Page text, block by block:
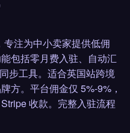
注为中小卖家提供低佣
包括零月费入驻、自动汇
步工具。适合英国站跨境
方。平台佣金仅 5%-9%，
收款。完整入驻流程